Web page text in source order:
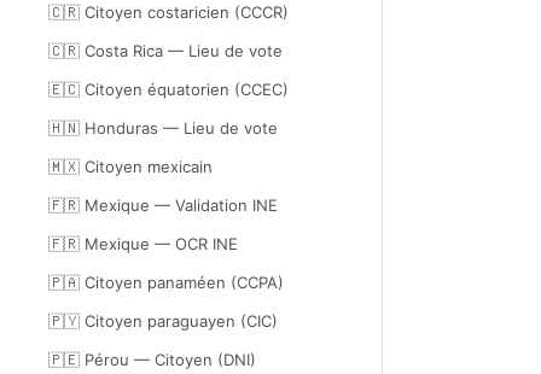
🇨🇷 Citoyen costaricien (CCCR)
🇨🇷 Costa Rica — Lieu de vote
🇪🇨 Citoyen équatorien (CCEC)
🇭🇳 Honduras — Lieu de vote
🇲🇽 Citoyen mexicain
🇫🇷 Mexique — Validation INE
🇫🇷 Mexique — OCR INE
🇵🇦 Citoyen panaméen (CCPA)
🇵🇾 Citoyen paraguayen (CIC)
🇵🇪 Pérou — Citoyen (DNI)